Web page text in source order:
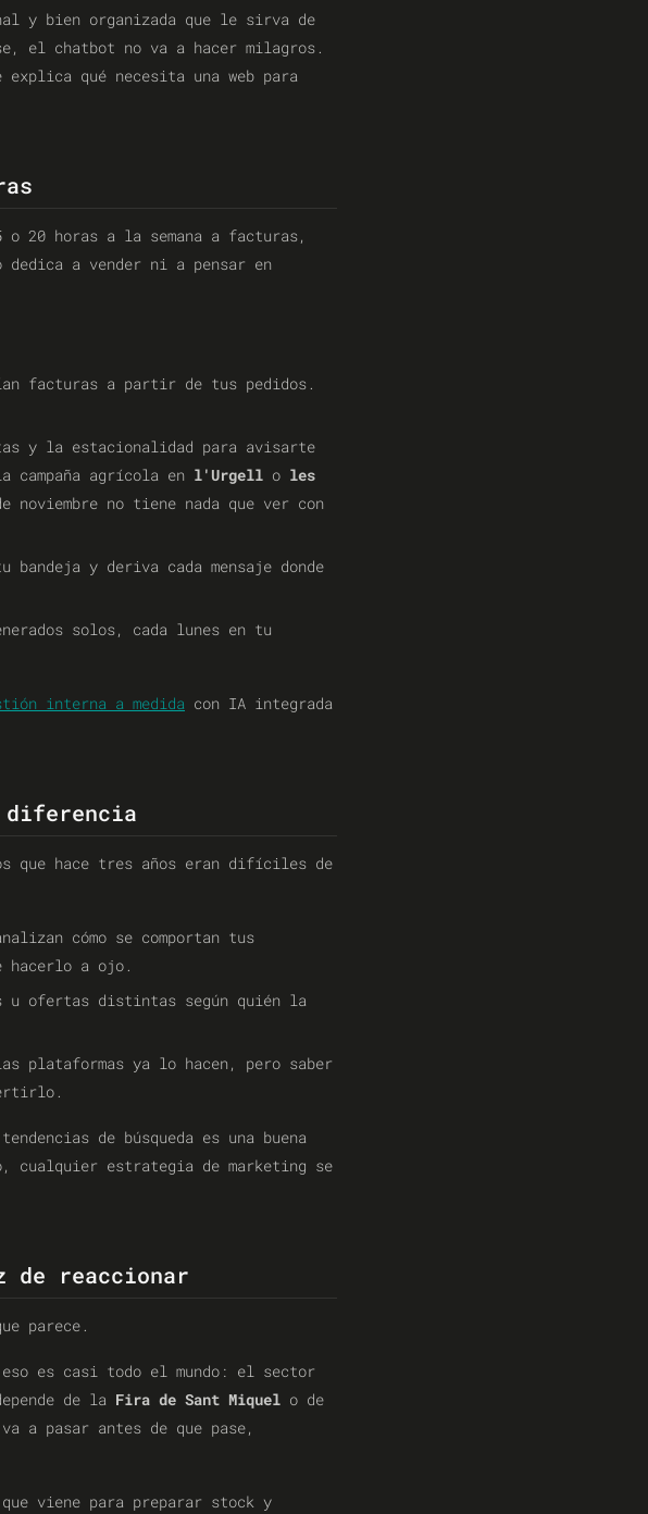
y bien organizada que le sirva de
el chatbot no va a hacer milagros.
explica qué necesita una web para
o 20 horas a la semana a facturas,
a vender ni a pensar en
facturas a partir de tus pedidos.
y la estacionalidad para avisarte
agrícola en l'Urgell o les
no tiene nada que ver con
y deriva cada mensaje donde
solos, cada lunes en tu
interna a medida con IA integrada
diferencia
que hace tres años eran difíciles de
cómo se comportan tus
hacerlo a ojo.
u ofertas distintas según quién la
plataformas ya lo hacen, pero saber
de búsqueda es una buena
cualquier estrategia de marketing se
reaccionar
parece.
es casi todo el mundo: el sector
de la Fira de Sant Miquel o de
a pasar antes de que pase,
viene para preparar stock y